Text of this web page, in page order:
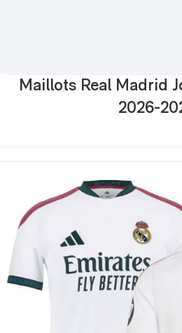
Maillots Real Madrid
2026-